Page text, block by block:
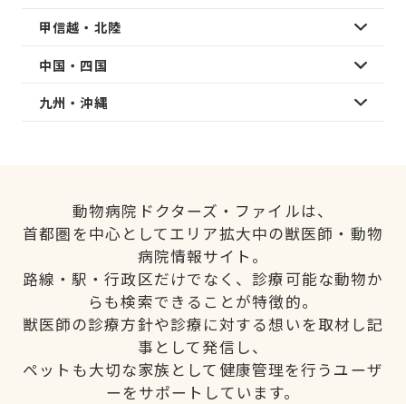
甲信越・北陸
中国・四国
九州・沖縄
動物病院ドクターズ・ファイルは、
首都圏を中心としてエリア拡大中の獣医師・動物
病院情報サイト。
路線・駅・行政区だけでなく、診療可能な動物か
らも検索できることが特徴的。
獣医師の診療方針や診療に対する想いを取材し記
事として発信し、
ペットも大切な家族として健康管理を行うユーザ
ーをサポートしています。